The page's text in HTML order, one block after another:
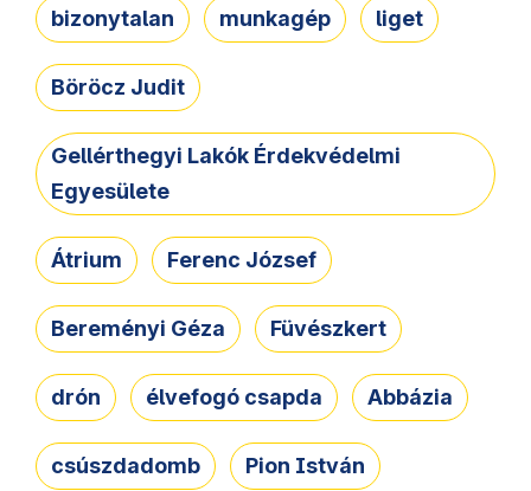
bizonytalan munkagép liget
Böröcz Judit
Gellérthegyi Lakók Érdekvédelmi
Egyesülete
Átrium Ferenc József
Bereményi Géza Füvészkert
drón élvefogó csapda Abbázia
csúszdadomb Pion István